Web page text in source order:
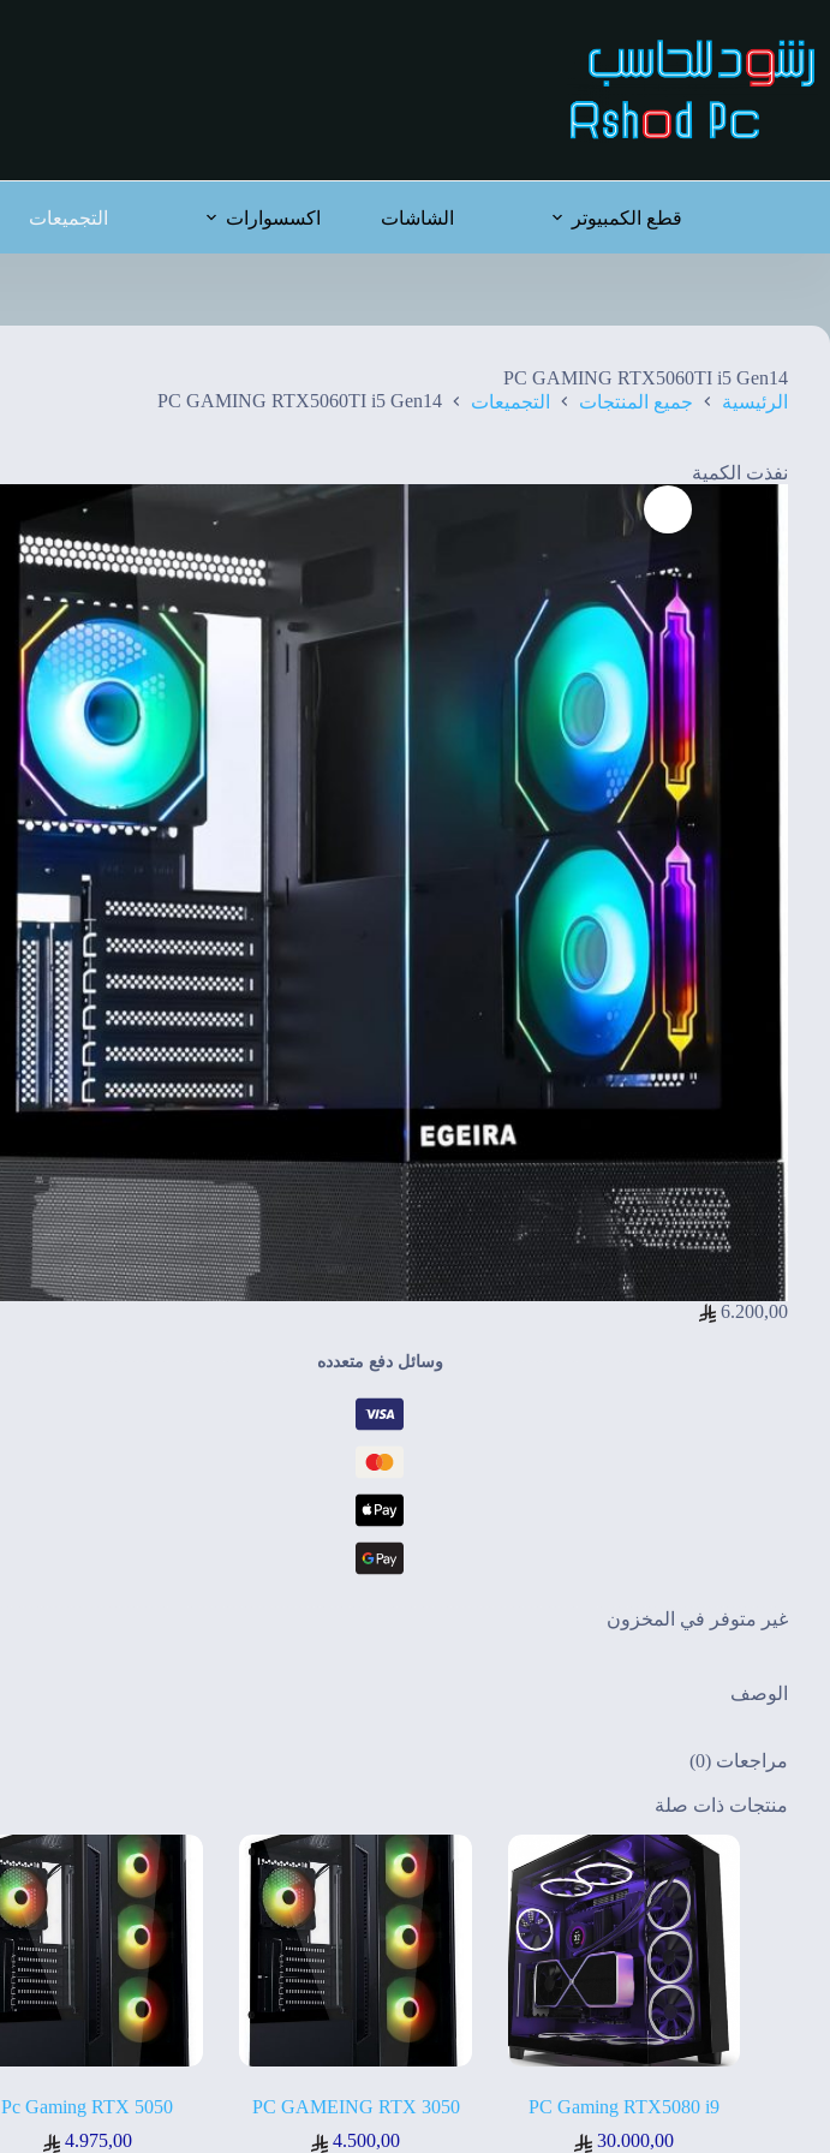
المحتوى
قطع الكمبيوتر الشاشات اكسسوارات التجميعات
PC GAMING RTX5060TI i5 Gen14
الرئيسية
جميع المنتجات التجميعات PC GAMING RTX5060TI i5 Gen14
نفذت الكمية
6.200,00
وسائل دفع متعدده
غير متوفر في المخزون
الوصف
مراجعات (0)
منتجات ذات صلة
PC Gaming RTX5080 i9
30.000,00
PC GAMEING RTX 3050
4.500,00
Pc Gaming RTX 5050
4.975,00